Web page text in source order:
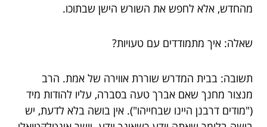
מהחדש, אלא לחפש את השורש הישן שבתוכו.
שאלה: איך מתמודדים עם טעויות?
תשובה: בבית המדרש שוררת אווירה של אמת. הרב
מנצור מחנך שאם אברך טעה בסברה, עליו להודות מיד
("מודים דרבנן היינו שבחייהו"). אין בושה בלא לדעת, יש